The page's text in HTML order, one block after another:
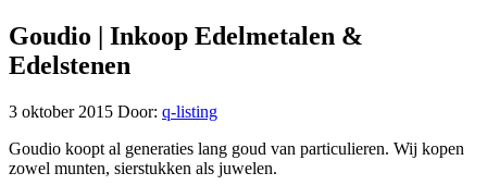
Goudio | Inkoop Edelmetalen &
Edelstenen
3 oktober 2015 Door: q-listing
Goudio koopt al generaties lang goud van particulieren. Wij kopen
zowel munten, sierstukken als juwelen.